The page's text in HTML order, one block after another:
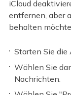
iCloud
entfernen, aber
behalten
Starten Sie
Wählen Sie
Nachrichten.